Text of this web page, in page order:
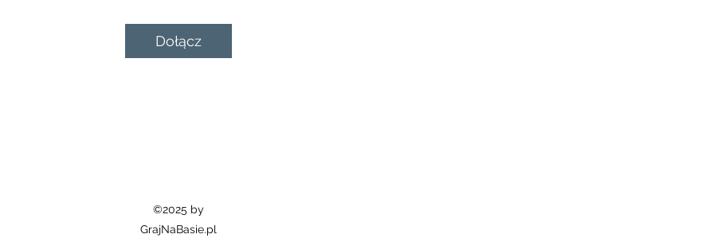
Dołącz
©2025 by
GrajNaBasie.pl